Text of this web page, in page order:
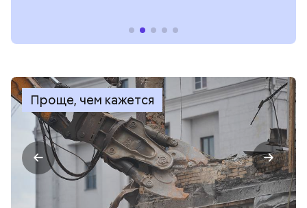
Проще, чем кажется